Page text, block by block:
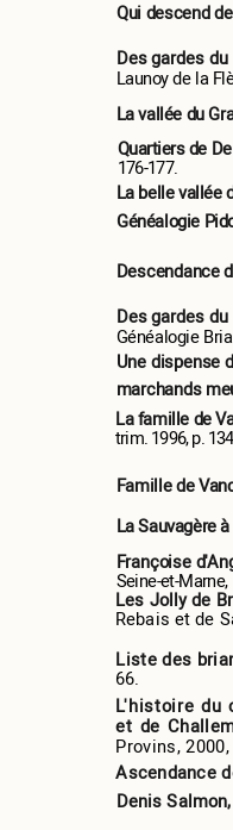
Qui descend
Des gardes
Launoy de la
La vallée du
Quartiers de
176-177.
La belle vallée
Généalogie
Descendance
Des gardes
Généalogie
Une dispense
marchands
La famille de
trim. 1996, p.
Famille de
La Sauvagère
Françoise
Seine-et-
Les Jolly de
Rebais et de
Liste des
66.
L'histoire du
et de
Provins,
Ascendance
Denis Salmon,